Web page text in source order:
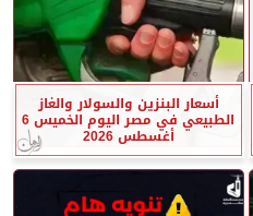
أسعار البنزين والسولار والغاز
الطبيعي في مصر اليوم الخميس 6
أغسطس 2026